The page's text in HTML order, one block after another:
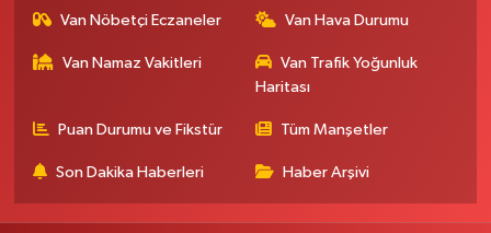
Kardelen Eczanesi
Gündüz Eczanesi
Cumhuriyet Mahallesi, Atatürk Caddesi No:39 A Özalp Van
0 (432) 712 27 27 Yol Tarifi Al
Van Nöbetçi Eczaneler Van Hava Durumu
Van Namaz Vakitleri
Van Trafik Yoğunluk
Haritası
Puan Durumu ve Fikstür Tüm Manşetler
Son Dakika Haberleri Haber Arşivi